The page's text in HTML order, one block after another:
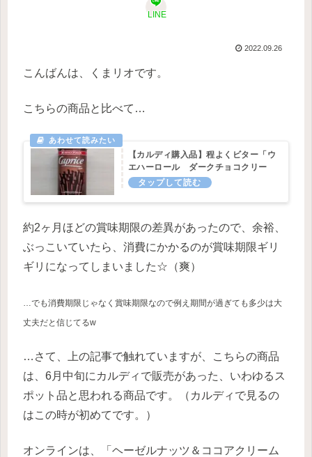
LINE
2022.09.26
こんばんは、くまリオです。
こちらの商品と比べて…
【カルディ購入品】程よくビター「ウ
エハーロール ダークチョコクリー
ム」
約2ヶ月ほどの賞味期限の差異があったので、余裕、
ぶっこいていたら、消費にかかるのが賞味期限ギリ
ギリになってしまいました☆（爽）
…でも消費期限じゃなく賞味期限なので例え期間が過ぎても多少は大
丈夫だと信じてるw
…さて、上の記事で触れていますが、こちらの商品
は、6月中旬にカルディで販売があった、いわゆるス
ポット品と思われる商品です。（カルディで見るの
はこの時が初めてです。）
オンラインは、「ヘーゼルナッツ＆ココアクリーム